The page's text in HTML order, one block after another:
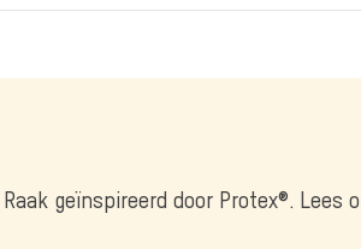
Raak geïnspireerd door Protex®.